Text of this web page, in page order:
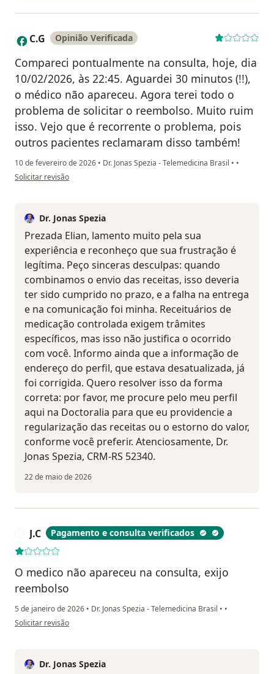
C C.G Opinião Verificada
Compareci pontualmente na consulta, hoje, dia
10/02/2026, às 22:45. Aguardei 30 minutos (!!),
o médico não apareceu. Agora terei todo o
problema de solicitar o reembolso. Muito ruim
isso. Vejo que é recorrente o problema, pois
outros pacientes reclamaram disso também!
10 de fevereiro de 2026 • Dr. Jonas Spezia - Telemedicina Brasil • •
na opinião do utilizador C.G
Solicitar revisão
Dr. Jonas Spezia
Prezada Elian, lamento muito pela sua
experiência e reconheço que sua frustração é
legítima. Peço sinceras desculpas: quando
combinamos o envio das receitas, isso deveria
ter sido cumprido no prazo, e a falha na entrega
e na comunicação foi minha. Receituários de
medicação controlada exigem trâmites
específicos, mas isso não justifica o ocorrido
com você. Informo ainda que a informação de
endereço do perfil, que estava desatualizada, já
foi corrigida. Quero resolver isso da forma
correta: por favor, me procure pelo meu perfil
aqui na Doctoralia para que eu providencie a
regularização das receitas ou o estorno do valor,
conforme você preferir. Atenciosamente, Dr.
Jonas Spezia, CRM-RS 52340.
22 de maio de 2026
J.C Pagamento e consulta verificados
O medico não apareceu na consulta, exijo
reembolso
5 de janeiro de 2026 • Dr. Jonas Spezia - Telemedicina Brasil • •
na opinião do utilizador J.C
Solicitar revisão
Dr. Jonas Spezia